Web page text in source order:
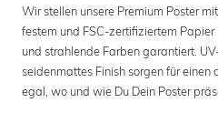
Wir stellen unsere Premium Poster
festem und FSC-zertifiziertem
und strahlende Farben garantiert.
seidenmattes Finish sorgen für einen
egal, wo und wie Du Dein Poster